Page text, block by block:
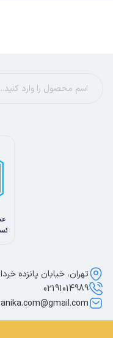
تهران، خیابان پانزده
02191014989